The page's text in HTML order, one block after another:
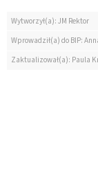
Wytworzył(a): JM Rektor
Wprowadził(a) do BIP:
Zaktualizował(a): Paula